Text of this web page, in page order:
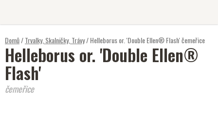
Domů/Trvalky, Skalničky, Trávy/Helleborus or. 'Double Ellen® Flash'čemeřice
Helleborus or. 'Double Ellen®
Flash'
čemeřice